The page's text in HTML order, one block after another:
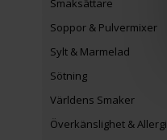
Smaksättare
Soppor & Pulvermixer
Sylt & Marmelad
Sötning
Världens Smaker
Överkänslighet & Allergi